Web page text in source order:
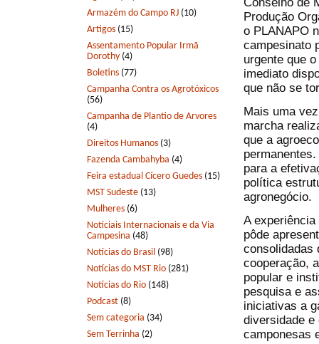
Armazém do Campo RJ (10)
Artigos (15)
Assentamento Popular Irmã
Dorothy (4)
Boletins (77)
Campanha Contra os Agrotóxicos
(56)
Campanha de Plantio de Arvores
(4)
Direitos Humanos (3)
Fazenda Cambahyba (4)
Feira estadual Cícero Guedes (15)
MST Sudeste (13)
Mulheres (6)
Notíciais Internacionais e da Via
Campesina (48)
Notícias do Brasil (98)
Notícias do MST Rio (281)
Notícias do Rio (148)
Podcast (8)
Sem categoria (34)
Sem Terrinha (2)
Produção
o PLANAPO
campesinato
urgente que
imediato
que não se
Mais uma
marcha
que a
para a
política
agronegócio.
A
pôde
consolidadas
cooperação,
popular e
pesquisa e
iniciativas a
diversidade e
camponesas